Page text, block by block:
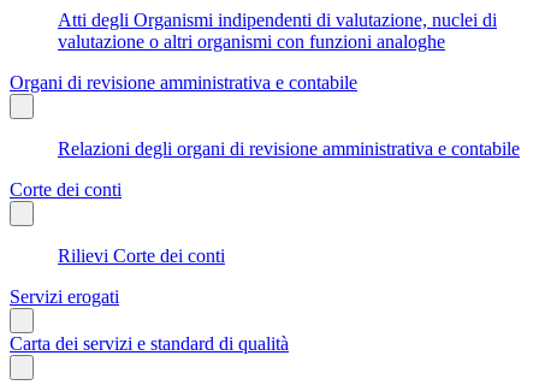
Atti degli Organismi indipendenti di valutazione, nuclei di
valutazione o altri organismi con funzioni analoghe
Organi di revisione amministrativa e contabile
Relazioni degli organi di revisione amministrativa e contabile
Corte dei conti
Rilievi Corte dei conti
Servizi erogati
Carta dei servizi e standard di qualità